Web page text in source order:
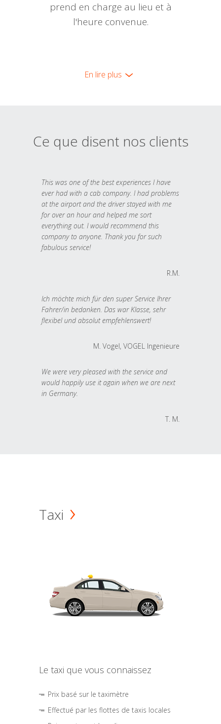
prend en charge au lieu et à
l'heure convenue.
En lire plus
Ce que disent nos clients
This was one of the best experiences I have
ever had with a cab company. I had problems
at the airport and the driver stayed with me
for over an hour and helped me sort
everything out. I would recommend this
company to anyone. Thank you for such
fabulous service!
R.M.
Ich möchte mich für den super Service Ihrer
Fahrer/in bedanken. Das war Klasse, sehr
flexibel und absolut empfehlenswert!
M. Vogel, VOGEL Ingenieure
We were very pleased with the service and
would happily use it again when we are next
in Germany.
T. M.
Taxi
Le taxi que vous connaissez
Prix basé sur le taximètre
Effectué par les flottes de taxis locales